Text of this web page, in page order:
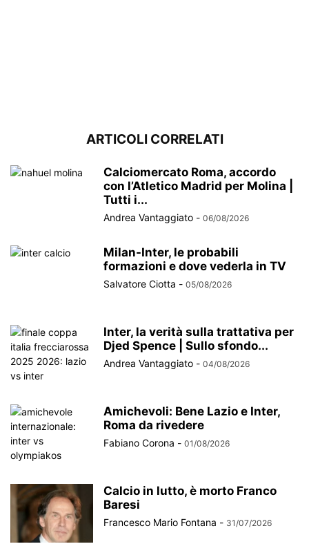
ARTICOLI CORRELATI
Calciomercato Roma, accordo
con l’Atletico Madrid per Molina |
Tutti i...
Andrea Vantaggiato - 06/08/2026
Milan-Inter, le probabili
formazioni e dove vederla in TV
Salvatore Ciotta - 05/08/2026
Inter, la verità sulla trattativa per
Djed Spence | Sullo sfondo...
Andrea Vantaggiato - 04/08/2026
Amichevoli: Bene Lazio e Inter,
Roma da rivedere
Fabiano Corona - 01/08/2026
Calcio in lutto, è morto Franco
Baresi
Francesco Mario Fontana - 31/07/2026